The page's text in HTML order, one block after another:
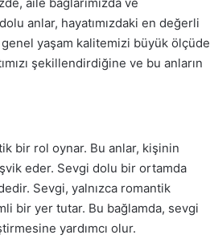
anlar, hayatımızdaki en değerli
genel yaşam kalitemizi büyük ölçüde
şekillendirdiğine ve bu anların
bir rol oynar. Bu anlar, kişinin
eder. Sevgi dolu bir ortamda
Sevgi, yalnızca romantik
bir yer tutar. Bu bağlamda, sevgi
yardımcı olur.